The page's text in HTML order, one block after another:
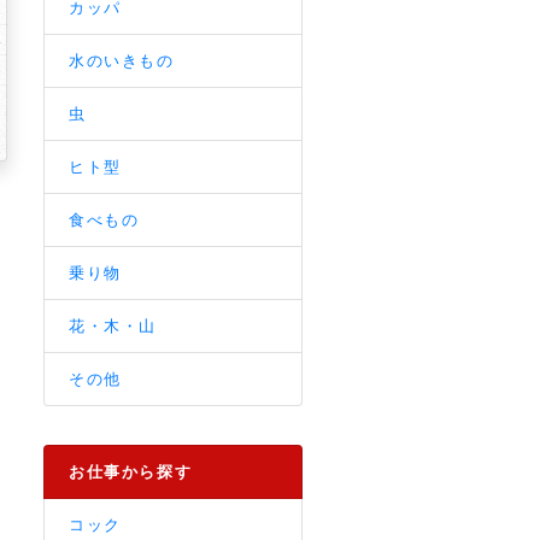
カッパ
水のいきもの
虫
ヒト型
食べもの
乗り物
花・木・山
その他
お仕事から探す
コック